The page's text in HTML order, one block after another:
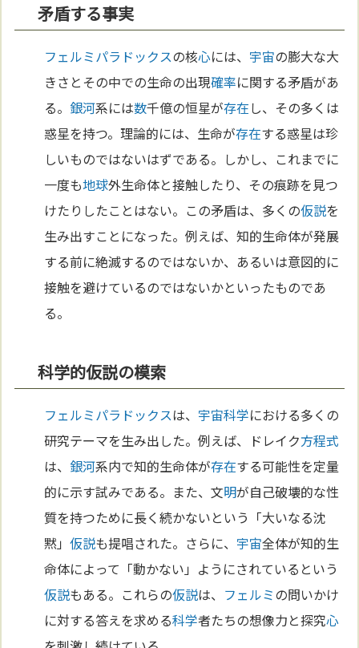
矛盾する事実
フェルミ パラドックスの核心には、 宇宙の膨大な大
きさとその中での生命の出現確率に関する矛盾があ
る。 銀河系には数千億の恒星が存在し、その多くは
惑星を持つ。理論的には、生命が存在する惑星は珍
しいものではないはずである。しかし、これまでに
一度も地球外生命体と接触したり、その痕跡を見つ
けたりしたことはない。この矛盾は、多くの仮説を
生み出すことになった。例えば、知的生命体が発展
する前に絶滅するのではないか、あるいは意図的に
接触を避けているのではないかといったものであ
る。
科学的仮説の模索
フェルミ パラドックスは、 宇宙科学における多くの
研究テーマを生み出した。例えば、ドレイク方程式
は、 銀河系内で知的生命体が存在する可能性を定量
的に示す試みである。また、文明が自己破壊的な性
質を持つために長く続かないという「大いなる沈
黙」仮説も提唱された。さらに、 宇宙全体が知的生
命体によって「動かない」ようにされているという
仮説もある。これらの仮説は、 フェルミの問いかけ
に対する答えを求める科学者たちの想像力と探究心